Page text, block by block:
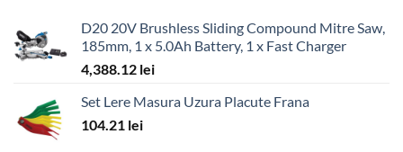
D20 20V Brushless Sliding Compound Mitre Saw,
185mm, 1 x 5.0Ah Battery, 1 x Fast Charger
4,388.12 lei
Set Lere Masura Uzura Placute Frana
104.21 lei